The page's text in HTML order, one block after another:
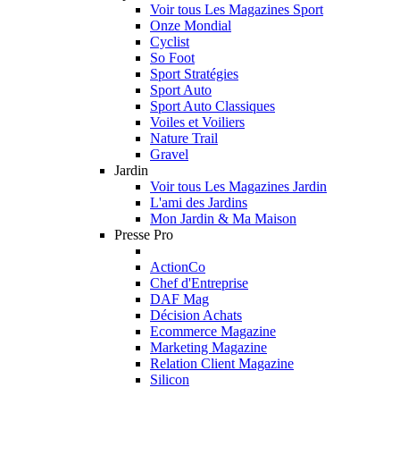
Voir tous Les Magazines Sport
Onze Mondial
Cyclist
So Foot
Sport Stratégies
Sport Auto
Sport Auto Classiques
Voiles et Voiliers
Nature Trail
Gravel
Jardin
Voir tous Les Magazines Jardin
L'ami des Jardins
Mon Jardin & Ma Maison
Presse Pro
ActionCo
Chef d'Entreprise
DAF Mag
Décision Achats
Ecommerce Magazine
Marketing Magazine
Relation Client Magazine
Silicon